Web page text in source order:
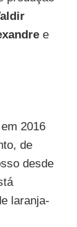
e
2016
de
desde
laranja-